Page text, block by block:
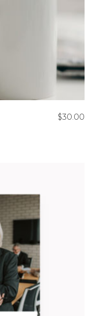
$30.00